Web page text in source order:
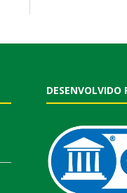
DESENVOLVIDO